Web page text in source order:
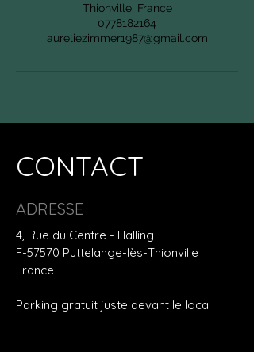
Thionville, France
0778182164
aureliezimmer1987@gmail.com
CONTACT
ADRESSE
4, Rue du Centre - Halling
F-57570 Puttelange-lès-Thionville
France
Parking gratuit juste devant le local